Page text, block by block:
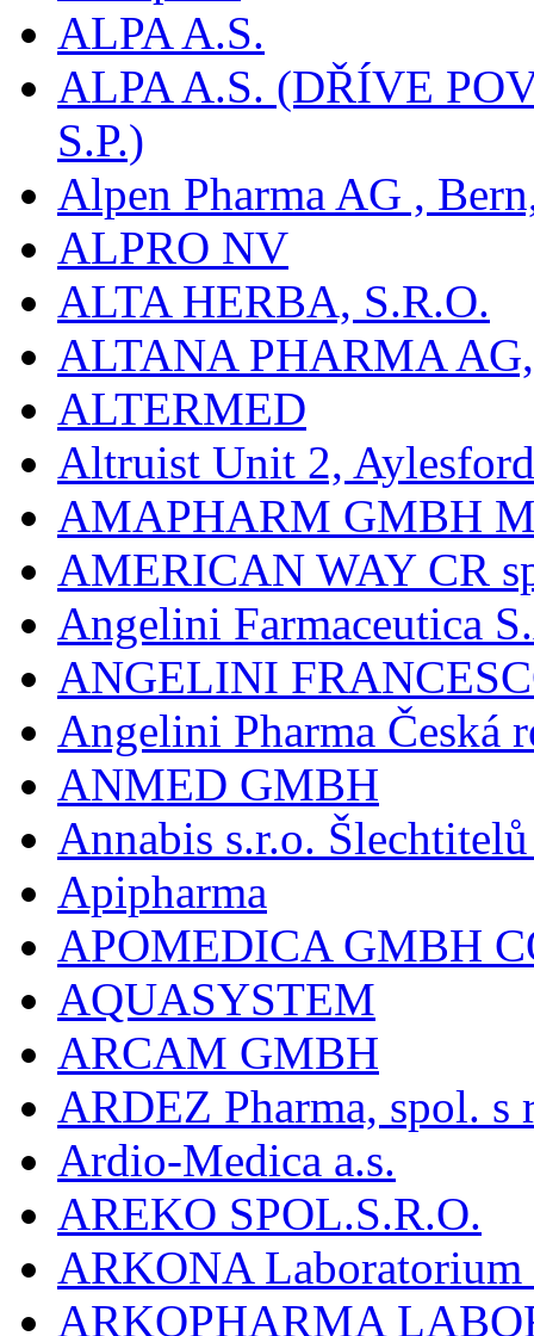
ALPA A.S.
ALPA A.S. (DŘÍVE
S.P.)
Alpen Pharma AG ,
ALPRO NV
ALTA HERBA, S.R.O.
ALTANA PHARMA
ALTERMED
Altruist Unit 2, Aylesford
AMAPHARM GMBH
AMERICAN WAY CR
Angelini Farmaceutica
ANGELINI
Angelini Pharma Česká
ANMED GMBH
Annabis s.r.o.
Apipharma
APOMEDICA GMBH
AQUASYSTEM
ARCAM GMBH
ARDEZ Pharma, spol. s
Ardio-Medica a.s.
AREKO SPOL.S.R.O.
ARKONA
ARKOPHARMA